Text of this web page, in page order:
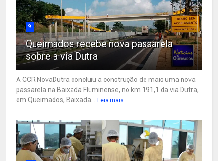
9
Queimados recebe nova passarela
sobre a via Dutra
A CCR NovaDutra concluiu a construção de mais uma nova
passarela na Baixada Fluminense, no km 191,1 da via Dutra,
em Queimados, Baixada...
Leia mais